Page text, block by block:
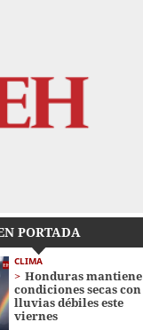
PORTADA
CLIMA
Honduras mantiene
condiciones secas con
lluvias débiles este
viernes